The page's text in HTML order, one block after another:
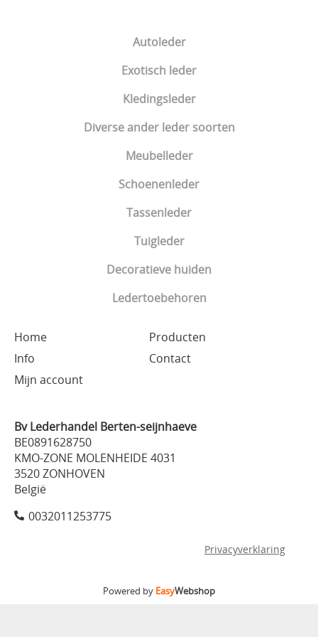
Autoleder
Exotisch leder
Kledingsleder
Diverse ander leder soorten
Meubelleder
Schoenenleder
Tassenleder
Tuigleder
Decoratieve huiden
Ledertoebehoren
Home
Producten
Info
Contact
Mijn account
Bv Lederhandel Berten-seijnhaeve
BE0891628750
KMO-ZONE MOLENHEIDE 4031
3520 ZONHOVEN
België
0032011253775
Privacyverklaring
Powered by EasyWebshop